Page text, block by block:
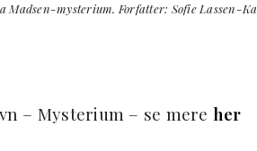
mysterium. Forfatter: Sofie Lassen-
– Mysterium – se mere her